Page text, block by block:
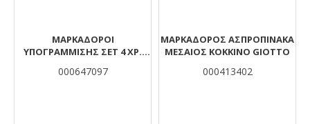
ΜΑΡΚΑΔΟΡΟΙ
ΥΠΟΓΡΑΜΜΙΣΗΣ ΣΕΤ 4 ΧΡ.
000647097
ΜΑΡΚΑΔΟΡΟΣ ΑΣΠΡΟΠΙΝΑΚΑ
ΜΕΣΑΙΟΣ ΚΟΚΚΙΝΟ GIOTTO
000413402